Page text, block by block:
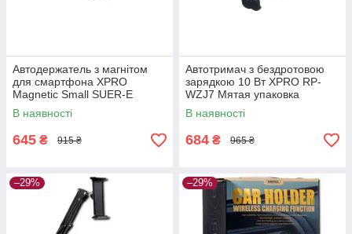
Автодержатель з магнітом
для смартфона XPRO
Magnetic Small SUER-E
Мятая упаковка (40933-
01_259)
В наявності
645 ₴ 915 ₴
Автотримач з бездротовою
зарядкою 10 Вт XPRO RP-
WZJ7 Мятая упаковка
(37185-01_608)
В наявності
684 ₴ 965 ₴
–29% –29%